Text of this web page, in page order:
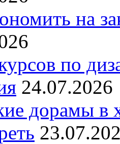
на
по
24.07.2026
дорамы в